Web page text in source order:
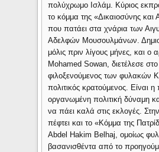
πολύχρωμο Ισλάμ. Κύριος
το κόμμα της «Δικαιοσύνης και
που πατάει στα χνάρια των
Αδελφών Μουσουλμάνων.
μόλις πριν λίγους μήνες, και ο
Mohamed Sowan, διετέλεσε
φιλοξενούμενος των φυλακών
πολιτικός κρατούμενος. Είναι
οργανωμένη πολιτική δύναμη
να πάει καλά στις εκλογές.
πέφτει και το «Κόμμα της
Abdel Hakim Belhaj, ομοίως
βασανισθέντα από το